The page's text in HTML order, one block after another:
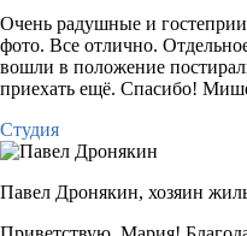
Очень радушные и
фото. Все отлично.
вошли в положение
приехать ещё. Спасибо!
Студия
Павел Дронякин, хозяин